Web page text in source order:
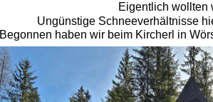
Eigentlich wollten
Ungünstige Schneeverhältnisse
Begonnen haben wir beim Kircherl in